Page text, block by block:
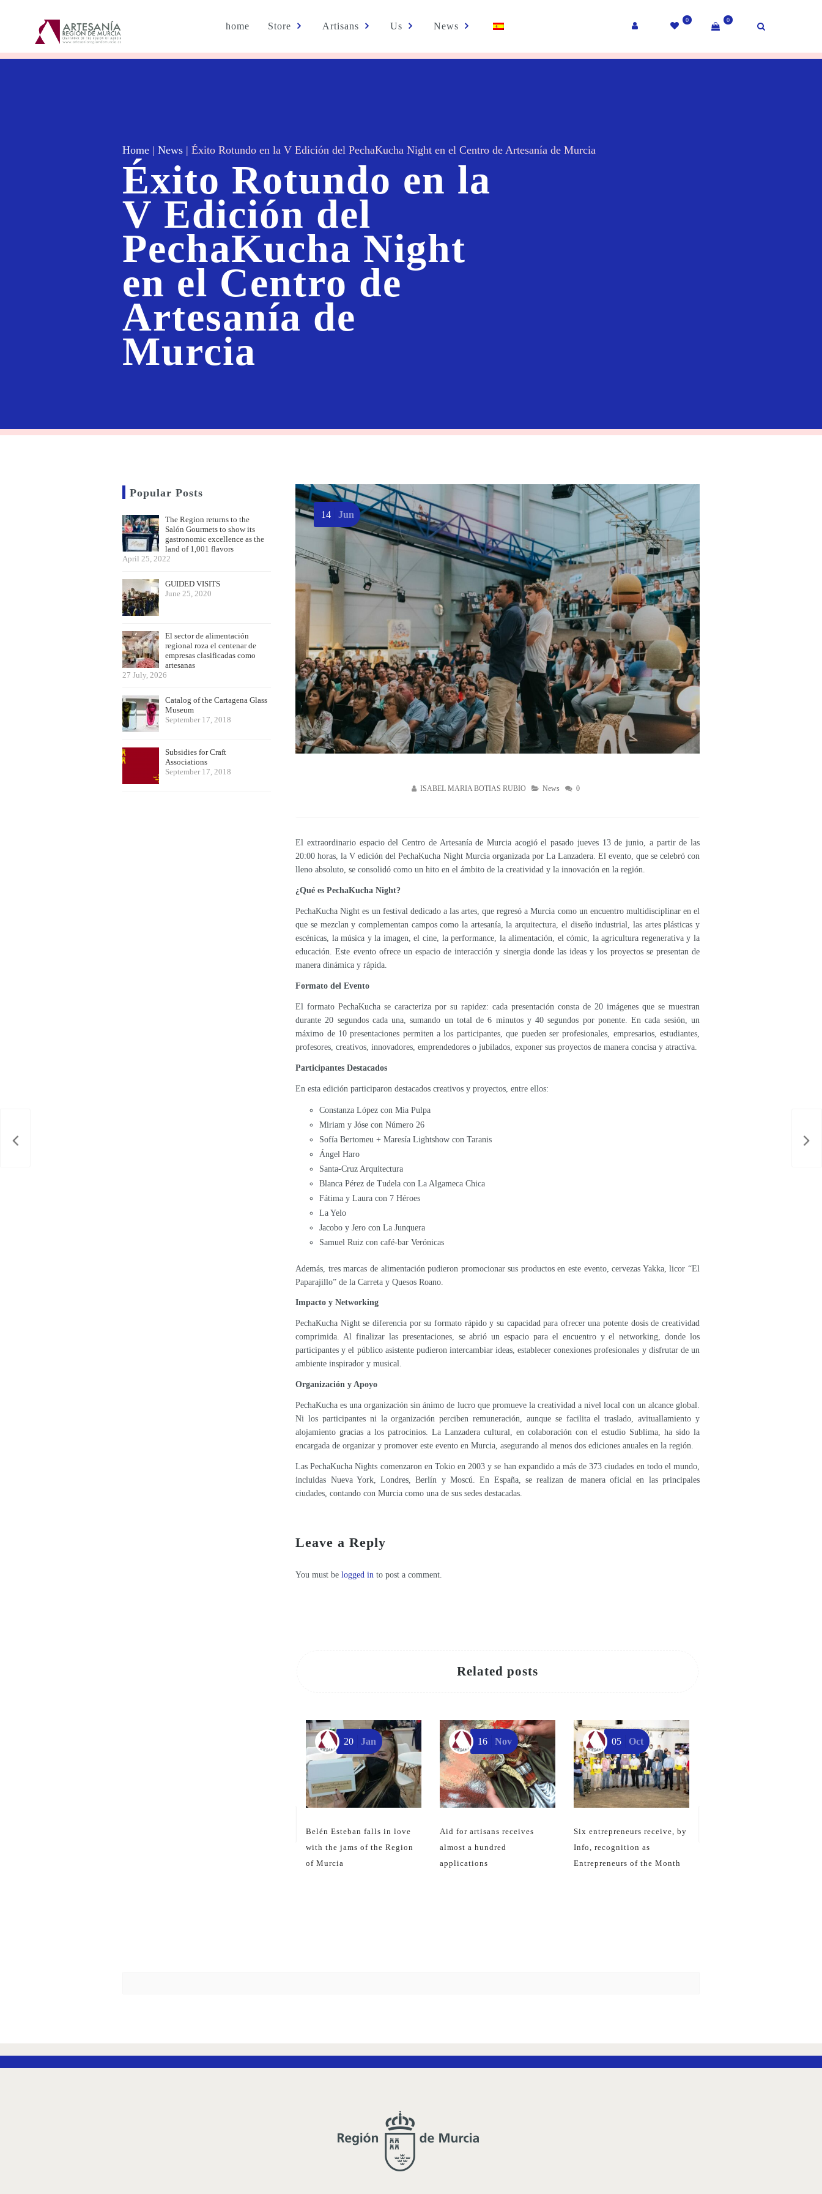
0
0
home Store Artisans Us News
Home | News | Éxito Rotundo en la V Edición del PechaKucha Night en el Centro de Artesanía de Murcia
Éxito Rotundo en la
V Edición del
PechaKucha Night
en el Centro de
Artesanía de
Murcia
ISABEL MARIA BOTIAS RUBIO News 0
14 Jun
El extraordinario espacio del Centro de Artesanía de Murcia acogió el pasado jueves 13 de junio, a partir de las
20:00 horas, la V edición del PechaKucha Night Murcia organizada por La Lanzadera. El evento, que se celebró con
lleno absoluto, se consolidó como un hito en el ámbito de la creatividad y la innovación en la región.
¿Qué es PechaKucha Night?
PechaKucha Night es un festival dedicado a las artes, que regresó a Murcia como un encuentro multidisciplinar en el
que se mezclan y complementan campos como la artesanía, la arquitectura, el diseño industrial, las artes plásticas y
escénicas, la música y la imagen, el cine, la performance, la alimentación, el cómic, la agricultura regenerativa y la
educación. Este evento ofrece un espacio de interacción y sinergia donde las ideas y los proyectos se presentan de
manera dinámica y rápida.
Formato del Evento
El formato PechaKucha se caracteriza por su rapidez: cada presentación consta de 20 imágenes que se muestran
durante 20 segundos cada una, sumando un total de 6 minutos y 40 segundos por ponente. En cada sesión, un
máximo de 10 presentaciones permiten a los participantes, que pueden ser profesionales, empresarios, estudiantes,
profesores, creativos, innovadores, emprendedores o jubilados, exponer sus proyectos de manera concisa y atractiva.
Participantes Destacados
En esta edición participaron destacados creativos y proyectos, entre ellos:
Constanza López con Mia Pulpa
Miriam y Jóse con Número 26
Sofía Bertomeu + Maresía Lightshow con Taranis
Ángel Haro
Santa-Cruz Arquitectura
Blanca Pérez de Tudela con La Algameca Chica
Fátima y Laura con 7 Héroes
La Yelo
Jacobo y Jero con La Junquera
Samuel Ruiz con café-bar Verónicas
Además, tres marcas de alimentación pudieron promocionar sus productos en este evento, cervezas Yakka, licor “El
Paparajillo” de la Carreta y Quesos Roano.
Impacto y Networking
PechaKucha Night se diferencia por su formato rápido y su capacidad para ofrecer una potente dosis de creatividad
comprimida. Al finalizar las presentaciones, se abrió un espacio para el encuentro y el networking, donde los
participantes y el público asistente pudieron intercambiar ideas, establecer conexiones profesionales y disfrutar de un
ambiente inspirador y musical.
Organización y Apoyo
PechaKucha es una organización sin ánimo de lucro que promueve la creatividad a nivel local con un alcance global.
Ni los participantes ni la organización perciben remuneración, aunque se facilita el traslado, avituallamiento y
alojamiento gracias a los patrocinios. La Lanzadera cultural, en colaboración con el estudio Sublima, ha sido la
encargada de organizar y promover este evento en Murcia, asegurando al menos dos ediciones anuales en la región.
Las PechaKucha Nights comenzaron en Tokio en 2003 y se han expandido a más de 373 ciudades en todo el mundo,
incluidas Nueva York, Londres, Berlín y Moscú. En España, se realizan de manera oficial en las principales
ciudades, contando con Murcia como una de sus sedes destacadas.
Leave a Reply
You must belogged in to post a comment.
Related posts
Belén Esteban falls in love
with the jams of the Region
of Murcia
20 Jan
Aid for artisans receives
almost a hundred
applications
16 Nov
Six entrepreneurs receive, by
Info, recognition as
Entrepreneurs of the Month
05 Oct
Popular Posts
The Region returns to the
Salón Gourmets to show its
gastronomic excellence as the
land of 1,001 flavors
April 25, 2022
GUIDED VISITS
June 25, 2020
El sector de alimentación
regional roza el centenar de
empresas clasificadas como
artesanas
27 July, 2026
Catalog of the Cartagena Glass
Museum
September 17, 2018
Subsidies for Craft
Associations
September 17, 2018